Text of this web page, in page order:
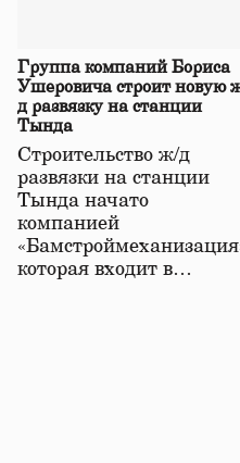
Группа компаний Бориса
Ушеровича строит новую
д развязку на станции
Тында
Строительство ж/д
развязки на станции
Тында начато
компанией
которая входит в…